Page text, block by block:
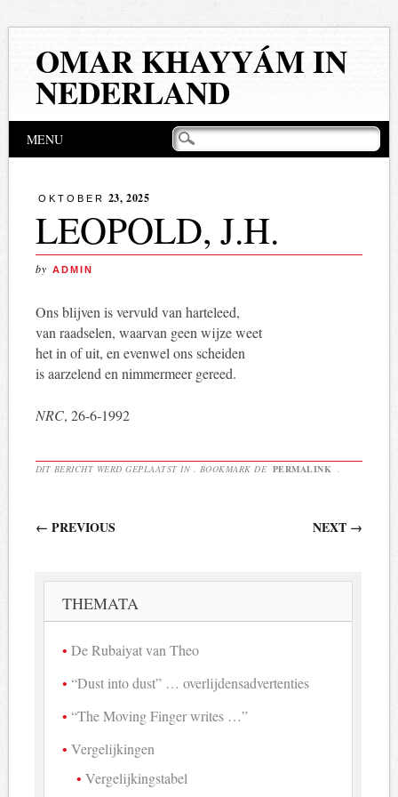
OMAR KHAYYÁM IN
NEDERLAND
Hoofdmenu
MENU
OKTOBER 23, 2025
LEOPOLD, J.H.
by ADMIN
Ons blijven is vervuld van harteleed,
van raadselen, waarvan geen wijze weet
het in of uit, en evenwel ons scheiden
is aarzelend en nimmermeer gereed.
NRC, 26-6-1992
DIT BERICHT WERD GEPLAATST IN . BOOKMARK DE PERMALINK
Berichtnavigatie
← PREVIOUS NEXT →
THEMATA
De Rubaiyat van Theo
“Dust into dust” … overlijdensadvertenties
“The Moving Finger writes …”
Vergelijkingen
Vergelijkingstabel